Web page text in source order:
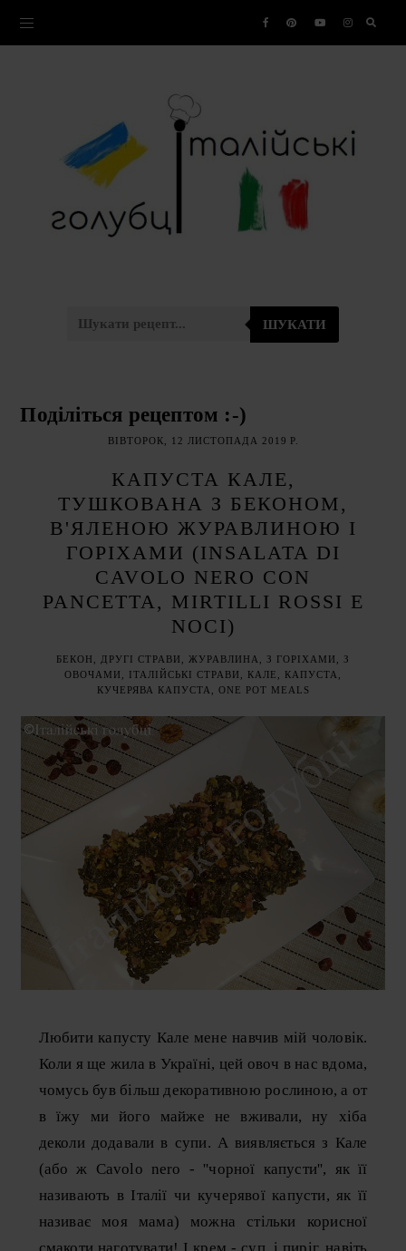
ШУКАТИ
Поділіться рецептом :-)
ВІВТОРОК, 12 ЛИСТОПАДА 2019 Р.
КАПУСТА КАЛЕ,
ТУШКОВАНА З БЕКОНОМ,
В'ЯЛЕНОЮ ЖУРАВЛИНОЮ І
ГОРІХАМИ (INSALATA DI
CAVOLO NERO CON
PANCETTA, MIRTILLI ROSSI E
NOCI)
БЕКОН ДРУГІ СТРАВИ ЖУРАВЛИНА З ГОРІХАМИ
З
ОВОЧАМИ
ІТАЛІЙСЬКІ СТРАВИ КАЛЕ КАПУСТА
КУЧЕРЯВА КАПУСТА
ONE POT MEALS
Любити капусту Кале мене навчив мій чоловік.
Коли я ще жила в Україні, цей овоч в нас вдома,
чомусь був більш декоративною рослиною, а от
в їжу ми його майже не вживали, ну хіба
деколи додавали в супи. А виявляється з Кале
(або ж Cavolo nero - ''чорної капусти'', як її
називають в Італії чи кучерявої капусти, як її
називає моя мама) можна стільки корисної